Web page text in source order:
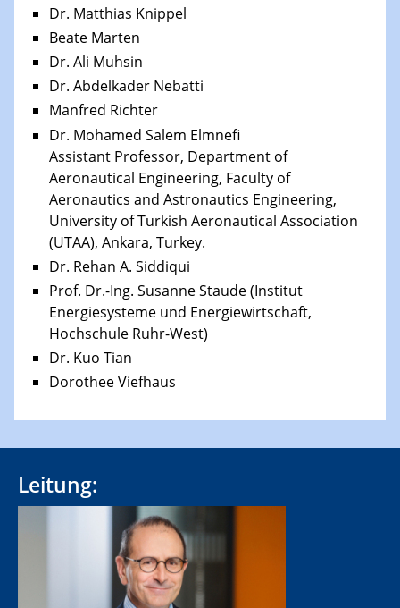
Dr. Matthias Knippel
Beate Marten
Dr. Ali Muhsin
Dr. Abdelkader Nebatti
Manfred Richter
Dr. Mohamed Salem Elmnefi
Assistant Professor, Department of
Aeronautical Engineering, Faculty of
Aeronautics and Astronautics Engineering,
University of Turkish Aeronautical Association
(UTAA), Ankara, Turkey.
Dr. Rehan A. Siddiqui
Prof. Dr.-Ing. Susanne Staude (Institut
Energiesysteme und Energiewirtschaft,
Hochschule Ruhr-West)
Dr. Kuo Tian
Dorothee Viefhaus
Leitung: